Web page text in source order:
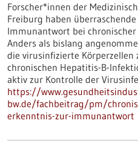
Forscher*innen der
Freiburg haben
Immunantwort bei chronischer
Anders als bislang
die virusinfizierte Körperzellen
chronischen Hepatitis-B-
aktiv zur Kontrolle der
https://
bw.de/fachbeitrag/pm/
erkenntnis-zur-immunantwort